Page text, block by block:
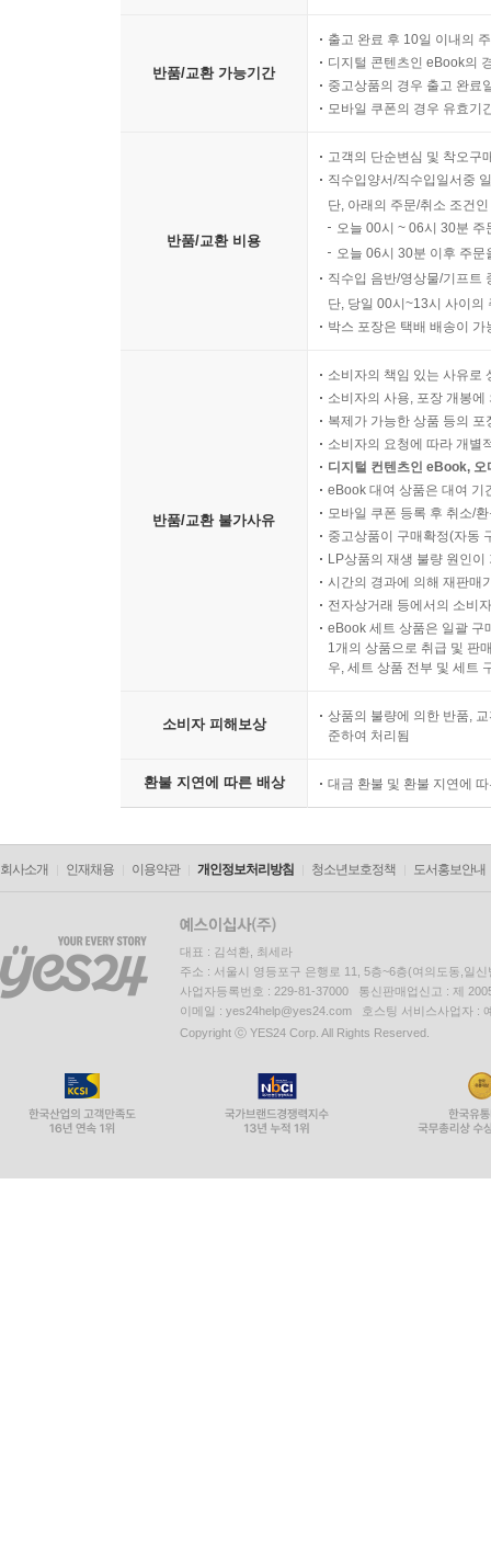
소고기가 살아 있네
낙지 호로록
9. Chef 이연복
완소짬뽕
복꽃엔딩
복침개
반품/교환 가능기간
출고 완료 후 10일 이내의
디지털 콘텐츠인 eBook의
중고상품의 경우 출고 완료
모바일 쿠폰의 경우 유효기
반품/교환 비용
고객의 단순변심 및 착오구
직수입양서/직수입일서중
단, 아래의 주문/취소 조건
오늘 00시 ~ 06시 30분
오늘 06시 30분 이후 주
직수입 음반/영상물/기프트
단, 당일 00시~13시 사이의
박스 포장은 택배 배송이
반품/교환 불가사유
소비자의 책임 있는 사유로
소비자의 사용, 포장 개봉
복제가 가능한 상품 등의
소비자의 요청에 따라 개별
디지털 컨텐츠인 eBook,
eBook 대여 상품은 대여 기
모바일 쿠폰 등록 후 취소/
중고상품이 구매확정(자동
LP상품의 재생 불량 원인
시간의 경과에 의해 재판매
전자상거래 등에서의 소비
eBook 세트 상품은 일괄 구
1개의 상품으로 취급 및 판
우, 세트 상품 전부 및 세트
소비자 피해보상
상품의 불량에 의한 반품,
준하여 처리됨
환불 지연에 따른 배상 대금 환불 및 환불 지연에
회사소개 인재채용 이용약관 개인정보처리방침 청소년보호정책 도서홍보안내
대표 : 김석환, 최세라
주소 : 서울시 영등포구 은행로 11, 5층~6층(여의도동,일신
사업자등록번호 : 229-81-37000 통신판매업신고 : 제
이메일 : yes24help@yes24.com 호스팅 서비스사업자 :
Copyright ⓒ YES24 Corp. All Rights Reserved.